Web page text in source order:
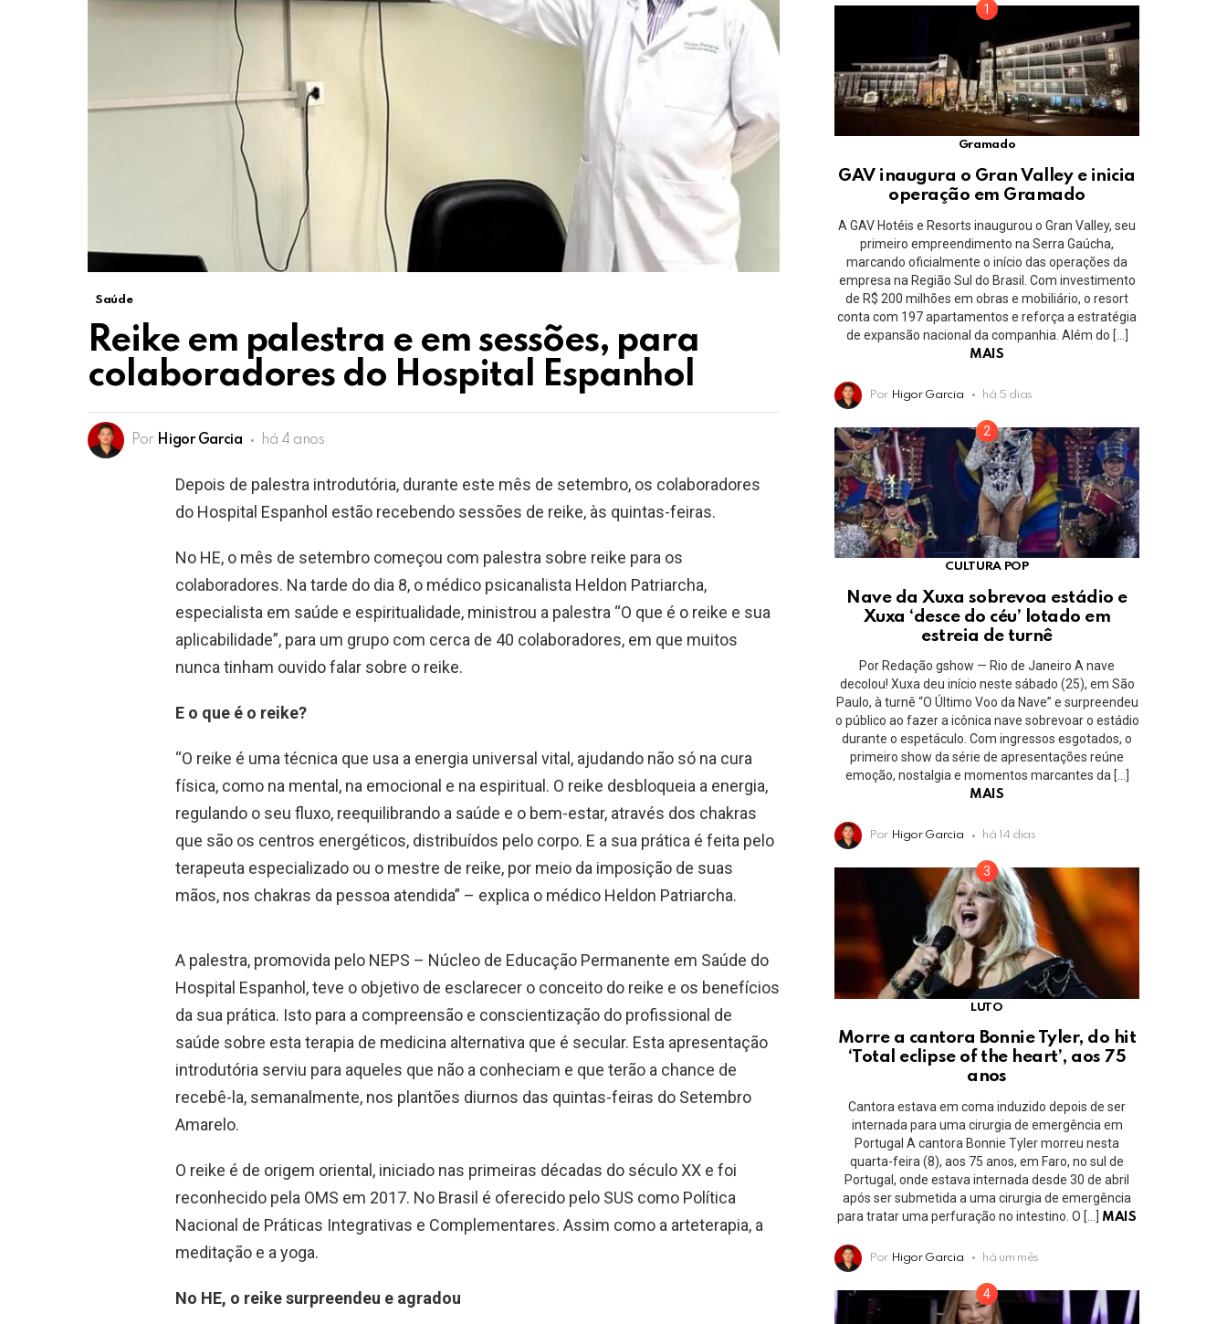
Saúde
Reike em palestra e em sessões, para
colaboradores do Hospital Espanhol
Por Higor Garcia há 4 anos
Depois de palestra introdutória, durante este mês de setembro, os colaboradores
do Hospital Espanhol estão recebendo sessões de reike, às quintas-feiras.
No HE, o mês de setembro começou com palestra sobre reike para os
colaboradores. Na tarde do dia 8, o médico psicanalista Heldon Patriarcha,
especialista em saúde e espiritualidade, ministrou a palestra “O que é o reike e sua
aplicabilidade”, para um grupo com cerca de 40 colaboradores, em que muitos
nunca tinham ouvido falar sobre o reike.
E o que é o reike?
“O reike é uma técnica que usa a energia universal vital, ajudando não só na cura
física, como na mental, na emocional e na espiritual. O reike desbloqueia a energia,
regulando o seu fluxo, reequilibrando a saúde e o bem-estar, através dos chakras
que são os centros energéticos, distribuídos pelo corpo. E a sua prática é feita pelo
terapeuta especializado ou o mestre de reike, por meio da imposição de suas
mãos, nos chakras da pessoa atendida” – explica o médico Heldon Patriarcha.
A palestra, promovida pelo NEPS – Núcleo de Educação Permanente em Saúde do
Hospital Espanhol, teve o objetivo de esclarecer o conceito do reike e os benefícios
da sua prática. Isto para a compreensão e conscientização do profissional de
saúde sobre esta terapia de medicina alternativa que é secular. Esta apresentação
introdutória serviu para aqueles que não a conheciam e que terão a chance de
recebê-la, semanalmente, nos plantões diurnos das quintas-feiras do Setembro
Amarelo.
O reike é de origem oriental, iniciado nas primeiras décadas do século XX e foi
reconhecido pela OMS em 2017. No Brasil é oferecido pelo SUS como Política
Nacional de Práticas Integrativas e Complementares. Assim como a arteterapia, a
meditação e a yoga.
No HE, o reike surpreendeu e agradou
Gramado
GAV inaugura o Gran Valley e inicia
operação em Gramado
A GAV Hotéis e Resorts inaugurou o Gran Valley, seu
primeiro empreendimento na Serra Gaúcha,
marcando oficialmente o início das operações da
empresa na Região Sul do Brasil. Com investimento
de R$ 200 milhões em obras e mobiliário, o resort
conta com 197 apartamentos e reforça a estratégia
de expansão nacional da companhia. Além do […]
MAIS
Por Higor Garcia há 5 dias
CULTURA POP
Nave da Xuxa sobrevoa estádio e
Xuxa ‘desce do céu’ lotado em
estreia de turnê
Por Redação gshow — Rio de Janeiro A nave
decolou! Xuxa deu início neste sábado (25), em São
Paulo, à turnê “O Último Voo da Nave” e surpreendeu
o público ao fazer a icônica nave sobrevoar o estádio
durante o espetáculo. Com ingressos esgotados, o
primeiro show da série de apresentações reúne
emoção, nostalgia e momentos marcantes da […]
MAIS
Por Higor Garcia há 14 dias
LUTO
Morre a cantora Bonnie Tyler, do hit
‘Total eclipse of the heart’, aos 75
anos
Cantora estava em coma induzido depois de ser
internada para uma cirurgia de emergência em
Portugal A cantora Bonnie Tyler morreu nesta
quarta-feira (8), aos 75 anos, em Faro, no sul de
Portugal, onde estava internada desde 30 de abril
após ser submetida a uma cirurgia de emergência
para tratar uma perfuração no intestino. O […]
MAIS
Por Higor Garcia há um mês